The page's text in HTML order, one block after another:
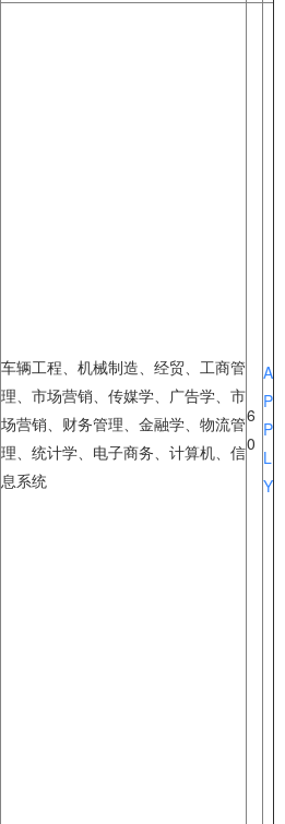
车辆工程、机械制造、经贸、工商管
理、市场营销、传媒学、广告学、市
场营销、财务管理、金融学、物流管
理、统计学、电子商务、计算机、信
息系统
6
0
A
P
P
L
Y